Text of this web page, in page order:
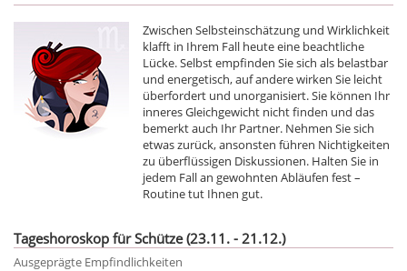
Zwischen Selbsteinschätzung und Wirklichkeit
klafft in Ihrem Fall heute eine beachtliche
Lücke. Selbst empfinden Sie sich als belastbar
und energetisch, auf andere wirken Sie leicht
überfordert und unorganisiert. Sie können Ihr
inneres Gleichgewicht nicht finden und das
bemerkt auch Ihr Partner. Nehmen Sie sich
etwas zurück, ansonsten führen Nichtigkeiten
zu überflüssigen Diskussionen. Halten Sie in
jedem Fall an gewohnten Abläufen fest –
Routine tut Ihnen gut.
Tageshoroskop für Schütze (23.11. - 21.12.)
Ausgeprägte Empfindlichkeiten